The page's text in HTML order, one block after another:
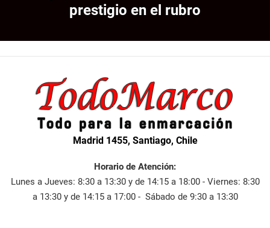
prestigio en el rubro
Madrid 1455, Santiago, Chile
Horario de Atención:
Lunes a Jueves: 8:30 a 13:30 y de 14:15 a 18:00 - Viernes: 8:30
a 13:30 y de 14:15 a 17:00 - Sábado de 9:30 a 13:30